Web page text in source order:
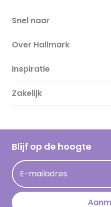
Snel naar
Over Hallmark
Over ons
Duurzaamheid
Hallmark Kaartclub
Acties
Persberichten
Hallmark en Kinderpostzegels
Inspiratie
Magazine
Cadeau inspiratie
Kaartinspiratie
Zakelijk
Blijf op de hoogte
E-mailadres